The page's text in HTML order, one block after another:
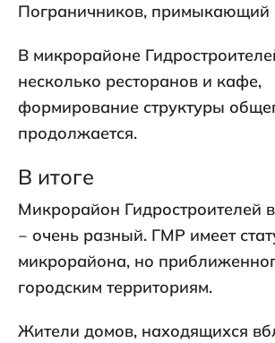
Пограничников, примыкающий
В микрорайоне
несколько ресторанов и кафе,
формирование структуры
продолжается.
В итоге
Микрорайон Гидростроителей
‒ очень разный. ГМР имеет
микрорайона, но
городским территориям.
Жители домов, находящихся